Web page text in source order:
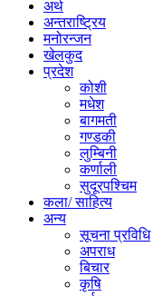
अर्थ
अन्तराष्ट्रिय
मनोरन्जन
खेलकुद
प्रदेश
कोशी
मधेश
बागमती
गण्डकी
लुम्बिनी
कर्णाली
सुदूरपश्चिम
कला/ साहित्य
अन्य
सूचना प्रविधि
अपराध
बिचार
कृषि